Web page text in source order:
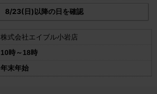
8/23(日)以降の日を確認
株式会社エイブル小岩店
10時～18時
年末年始